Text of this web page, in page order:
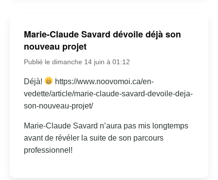
Marie-Claude Savard dévoile déjà son
nouveau projet
Publié le dimanche 14 juin à 01:12
Déjà!
https://www.noovomoi.ca/en-
vedette/article/marie-claude-savard-devoile-deja-
son-nouveau-projet/
Marie-Claude Savard n’aura pas mis longtemps
avant de révéler la suite de son parcours
professionnel!